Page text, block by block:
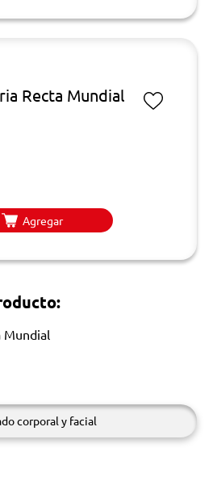
Recta Mundial
Agregar
Mundial
corporal y facial